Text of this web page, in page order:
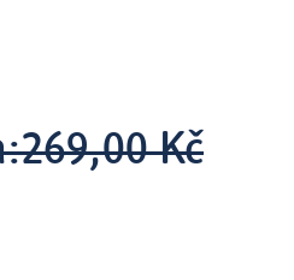
269,00 Kč